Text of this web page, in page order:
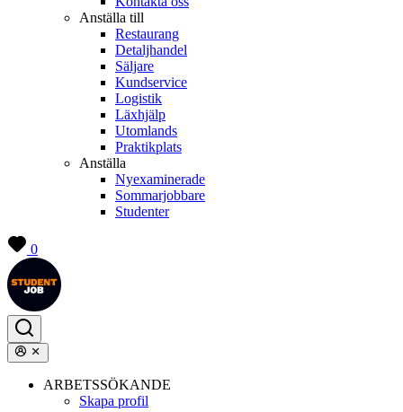
Anställa till
Restaurang
Detaljhandel
Säljare
Kundservice
Logistik
Läxhjälp
Utomlands
Praktikplats
Anställa
Nyexaminerade
Sommarjobbare
Studenter
0
ARBETSSÖKANDE
Skapa profil